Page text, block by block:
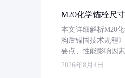
M20化学锚栓尺
本文详细解析M20
构后锚固技术规程
要点、性能影响因
2026年8月4日